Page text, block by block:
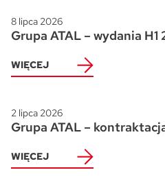
8 lipca 2026
Grupa ATAL – wydania H1
WIĘCEJ
2 lipca 2026
Grupa ATAL –
WIĘCEJ